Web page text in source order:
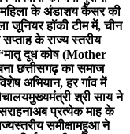
महिला के अंडाशय कैंसर की
जूनियर हॉकी टीम में, चीन
के राज्य स्तरीय
दूध कोष (Mother
छत्तीसगढ़ का समाज
अभियान, हर गांव में
मुख्यमंत्री श्री साय ने
अब प्रत्येक माह के
समीक्षामहुआ ने